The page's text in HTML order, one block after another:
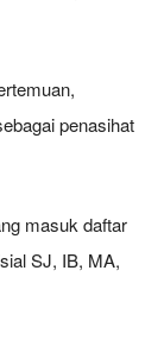
penasihat
masuk daftar
SJ, IB, MA,